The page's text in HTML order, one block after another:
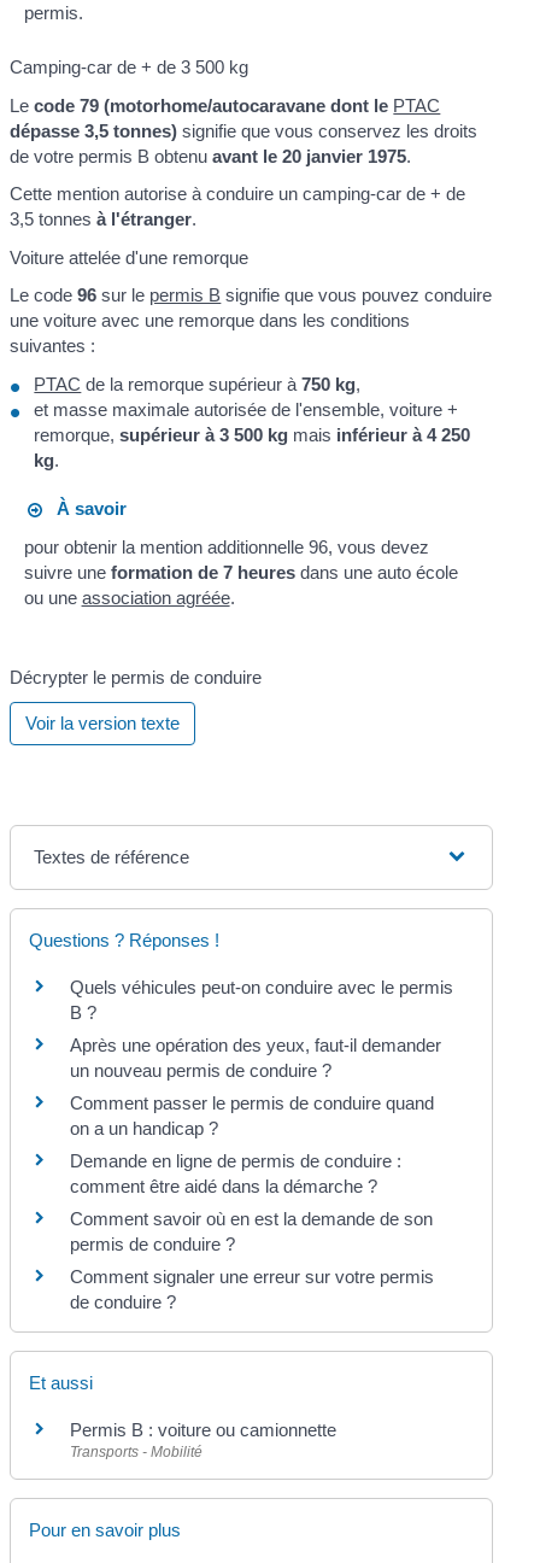
permis.
Camping-car de + de 3 500 kg
Lecode 79 (motorhome/autocaravane dont le PTAC
dépasse 3,5 tonnes) signifie que vous conservez les droits
de votre permis B obtenuavant le 20 janvier 1975.
Cette mention autorise à conduire un camping-car de + de
3,5 tonnesà l'étranger.
Voiture attelée d'une remorque
Le code96 sur le permis B signifie que vous pouvez conduire
une voiture avec une remorque dans les conditions
suivantes :
PTAC de la remorque supérieur à750 kg,
et masse maximale autorisée de l'ensemble, voiture +
remorque,supérieur à 3 500 kg mais inférieur à 4 250
kg.
À savoir
pour obtenir la mention additionnelle 96, vous devez
suivre une formation de 7 heuresdans une auto école
ou une association agréée.
Décrypter le permis de conduire
Voir la version texte
Textes de référence
Questions ? Réponses !
Quels véhicules peut-on conduire avec le permis
B ?
Après une opération des yeux, faut-il demander
un nouveau permis de conduire ?
Comment passer le permis de conduire quand
on a un handicap ?
Demande en ligne de permis de conduire :
comment être aidé dans la démarche ?
Comment savoir où en est la demande de son
permis de conduire ?
Comment signaler une erreur sur votre permis
de conduire ?
Et aussi
Permis B : voiture ou camionnette
Transports - Mobilité
Pour en savoir plus